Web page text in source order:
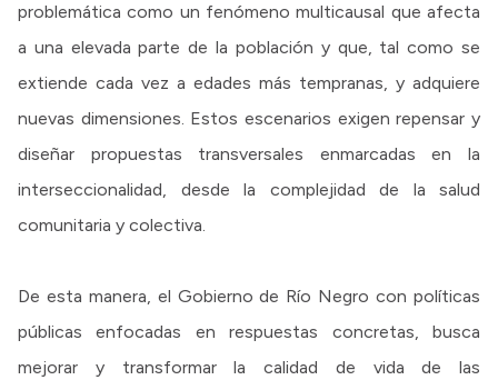
problemática como un fenómeno multicausal que afecta
a una elevada parte de la población y que, tal como se
extiende cada vez a edades más tempranas, y adquiere
nuevas dimensiones. Estos escenarios exigen repensar y
diseñar propuestas transversales enmarcadas en la
interseccionalidad, desde la complejidad de la salud
comunitaria y colectiva.
De esta manera, el Gobierno de Río Negro con políticas
públicas enfocadas en respuestas concretas, busca
mejorar y transformar la calidad de vida de las